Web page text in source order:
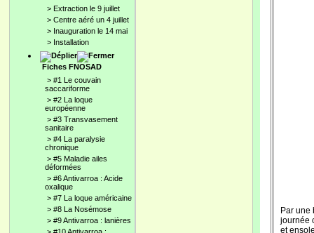
> Extraction le 9 juillet
> Centre aéré un 4 juillet
> Inauguration le 14 mai
> Installation
Fiches FNOSAD
> #1 Le couvain
saccariforme
> #2 La loque
européenne
> #3 Transvasement
sanitaire
> #4 La paralysie
chronique
> #5 Maladie ailes
déformées
> #6 Antivarroa : Acide
oxalique
> #7 La loque américaine
> #8 La Nosémose
> #9 Antivarroa : lanières
Par une
journée
et